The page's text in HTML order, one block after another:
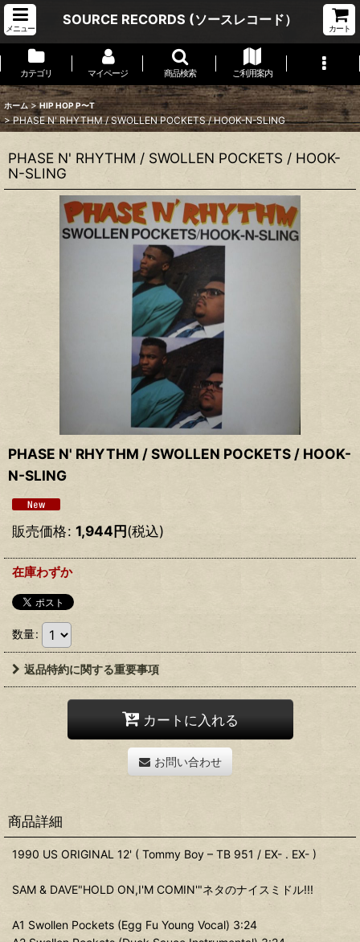
メニュー
SOURCE RECORDS (ソースレコード）
カート
カテゴリ マイページ 商品検索 ご利用案内
ホーム > HIP HOP P〜T
> PHASE N' RHYTHM / SWOLLEN POCKETS / HOOK-N-SLING
PHASE N' RHYTHM / SWOLLEN POCKETS / HOOK-
N-SLING
PHASE N' RHYTHM / SWOLLEN POCKETS / HOOK-
N-SLING
販売価格: 1,944円(税込)
在庫わずか
数量:
返品特約に関する重要事項
カートに入れる
お問い合わせ
商品詳細
1990 US ORIGINAL 12' ( Tommy Boy – TB 951 / EX- . EX- )
SAM & DAVE"HOLD ON,I'M COMIN'"ネタのナイスミドル!!!
A1 Swollen Pockets (Egg Fu Young Vocal) 3:24